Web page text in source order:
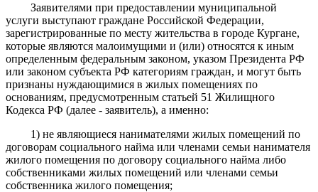
Заявителями при предоставлении муниципальной
услуги выступают граждане Российской Федерации,
зарегистрированные по месту жительства в городе Кургане,
которые являются малоимущими и (или) относятся к иным
определенным федеральным законом, указом Президента РФ
или законом субъекта РФ категориям граждан, и могут быть
признаны нуждающимися в жилых помещениях по
основаниям, предусмотренным статьей 51 Жилищного
Кодекса РФ (далее - заявитель), а именно:
1) не являющиеся нанимателями жилых помещений по
договорам социального найма или членами семьи нанимателя
жилого помещения по договору социального найма либо
собственниками жилых помещений или членами семьи
собственника жилого помещения;